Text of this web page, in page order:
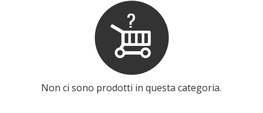
Non ci sono prodotti in questa categoria.